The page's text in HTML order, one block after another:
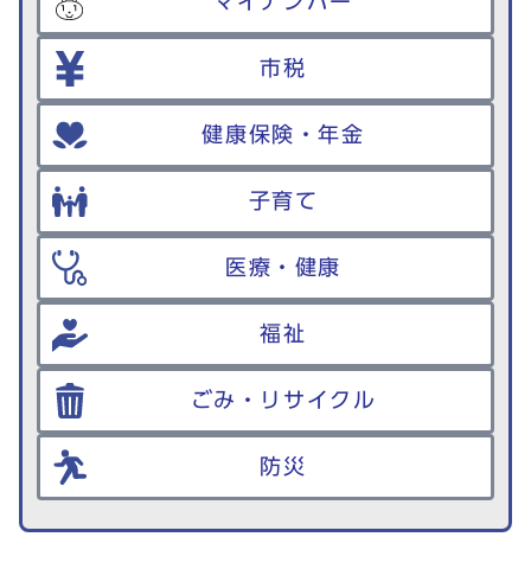
市税
健康保険・年金
子育て
医療・健康
福祉
ごみ・リサイクル
防災